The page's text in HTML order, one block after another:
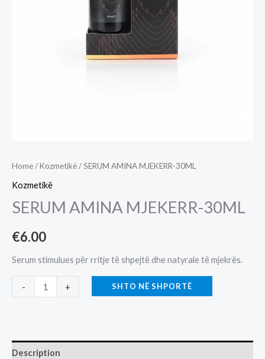
Home/Kozmetikë/ SERUM AMINA MJEKERR-30ML
Kozmetikë
SERUM AMINA MJEKERR-30ML
€6.00
Serum stimulues për rritje të shpejtë dhe natyrale të mjekrës.
-
AMINA
quantity
+ SHTO NË SHPORTË
Description